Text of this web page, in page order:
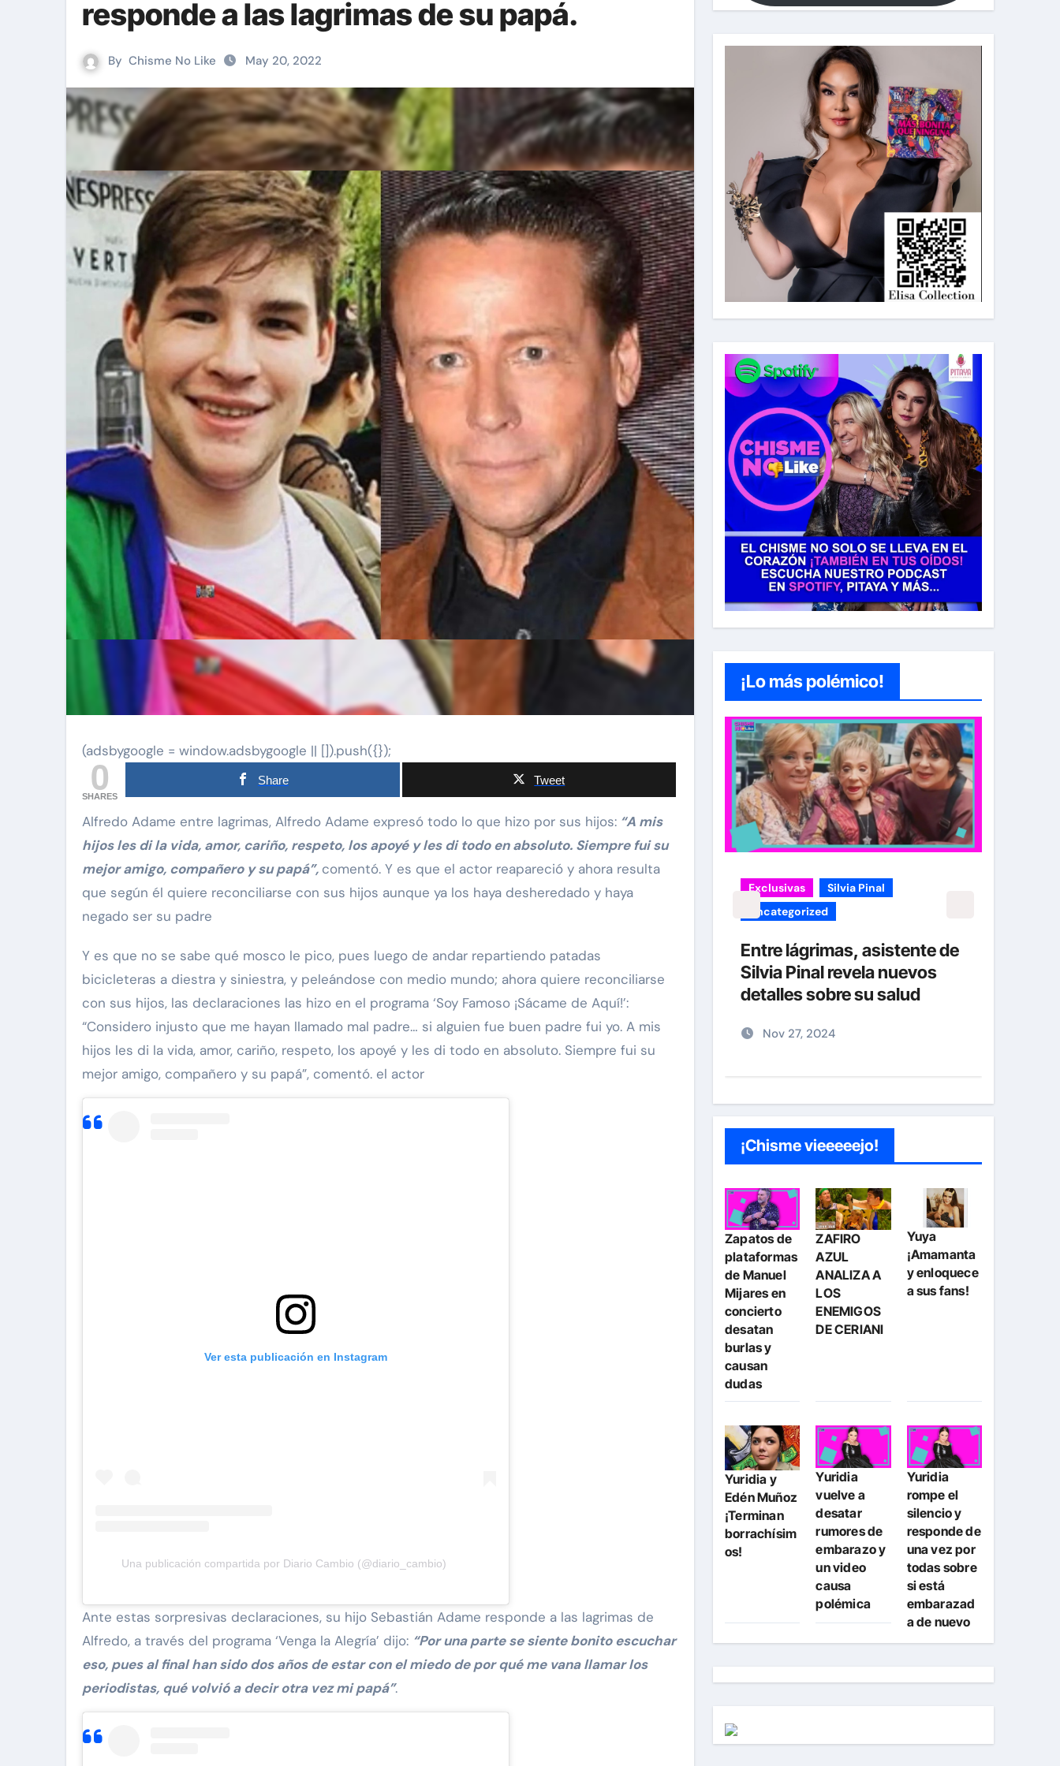
responde a las lagrimas de su papá.
By Chisme No Like May 20, 2022
(adsbygoogle = window.adsbygoogle || []).push({});
0
SHARES
Share Tweet
Alfredo Adame entre lagrimas, Alfredo Adame expresó todo lo que hizo por sus hijos: “A mis
hijos les di la vida, amor, cariño, respeto, los apoyé y les di todo en absoluto. Siempre fui su
mejor amigo, compañero y su papá”, comentó. Y es que el actor reapareció y ahora resulta
que según él quiere reconciliarse con sus hijos aunque ya los haya desheredado y haya
negado ser su padre
Y es que no se sabe qué mosco le pico, pues luego de andar repartiendo patadas
bicicleteras a diestra y siniestra, y peleándose con medio mundo; ahora quiere reconciliarse
con sus hijos, las declaraciones las hizo en el programa ‘Soy Famoso ¡Sácame de Aquí!’:
“Considero injusto que me hayan llamado mal padre… si alguien fue buen padre fui yo. A mis
hijos les di la vida, amor, cariño, respeto, los apoyé y les di todo en absoluto. Siempre fui su
mejor amigo, compañero y su papá”, comentó. el actor
Ver esta publicación en Instagram
Una publicación compartida por Diario Cambio (@diario_cambio)
Ante estas sorpresivas declaraciones, su hijo Sebastián Adame responde a las lagrimas de
Alfredo, a través del programa ‘Venga la Alegría’ dijo: “Por una parte se siente bonito escuchar
eso, pues al final han sido dos años de estar con el miedo de por qué me vana llamar los
periodistas, qué volvió a decir otra vez mi papá”.
¡Lo más polémico!
'Diddy' Combs
supuesto
de 13 años
Exclusivas Silvia Pinal
Enrique Guzmán visita a
Silvia Pinal en el hospital:
“Le gusta tanto la vida que
no se quiere ir”
Nov 28, 2024
Exclusivas Silvia Pinal
sincera sobre situación de
Silvia Pinal y declara: “Está
en proceso de partir”
Nov 28, 2024
Exclusivas
Silvia Pinal
Uncategorized
Entre lágrimas, asistente de
Silvia Pinal revela nuevos
detalles sobre su salud
Nov 27, 2024
¡Chisme vieeeeejo!
Zapatos de
plataformas
de Manuel
Mijares en
concierto
desatan
burlas y
causan
dudas
ZAFIRO
AZUL
ANALIZA A
LOS
ENEMIGOS
DE CERIANI
Yuya
¡Amamanta
y enloquece
a sus fans!
Yuridia y
Edén Muñoz
¡Terminan
borrachísim
os!
Yuridia
vuelve a
desatar
rumores de
embarazo y
un video
causa
polémica
Yuridia
rompe el
silencio y
responde de
una vez por
todas sobre
si está
embarazad
a de nuevo